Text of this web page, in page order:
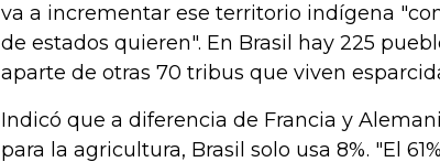
va a incrementar ese territorio indígena
de estados quieren". En Brasil hay 225
aparte de otras 70 tribus que viven
Indicó que a diferencia de Francia y
para la agricultura, Brasil solo usa 8%. "El